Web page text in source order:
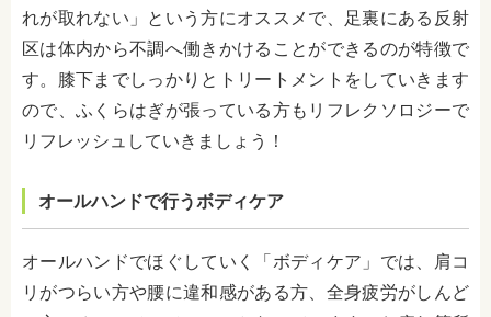
れが取れない」という方にオススメで、足裏にある反射
区は体内から不調へ働きかけることができるのが特徴で
す。膝下までしっかりとトリートメントをしていきます
ので、ふくらはぎが張っている方もリフレクソロジーで
リフレッシュしていきましょう！
オールハンドで行うボディケア
オールハンドでほぐしていく「ボディケア」では、肩コ
リがつらい方や腰に違和感がある方、全身疲労がしんど